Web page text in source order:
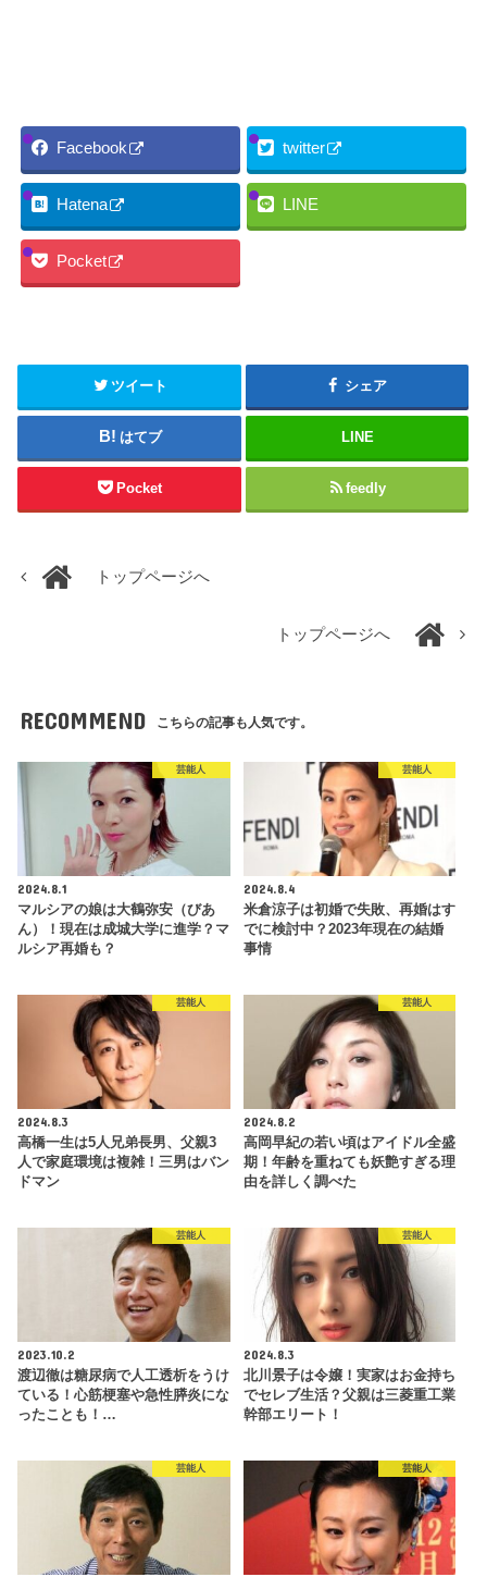
Facebook twitter
Hatena LINE
Pocket
ツイート シェア
はてブ LINE
Pocket feedly
トップページへ
トップページへ
RECOMMEND こちらの記事も人気です。
芸能人
2024.8.1
マルシアの娘は大鶴弥安（びあ
ん）！現在は成城大学に進学？マ
ルシア再婚も？
芸能人
2024.8.4
米倉涼子は初婚で失敗、再婚はす
でに検討中？2023年現在の結婚
事情
芸能人
2024.8.3
高橋一生は5人兄弟長男、父親3
人で家庭環境は複雑！三男はバン
ドマン
芸能人
2024.8.2
高岡早紀の若い頃はアイドル全盛
期！年齢を重ねても妖艶すぎる理
由を詳しく調べた
芸能人
2023.10.2
渡辺徹は糖尿病で人工透析をうけ
ている！心筋梗塞や急性膵炎にな
ったことも！…
芸能人
2024.8.3
北川景子は令嬢！実家はお金持ち
でセレブ生活？父親は三菱重工業
幹部エリート！
芸能人 芸能人